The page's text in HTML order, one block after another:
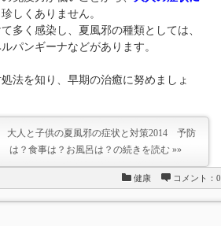
しくありません。
多く感染し、夏風邪の種類としては、
パンギーナなどがあります。
法を知り、早期の治癒に努めましょ
大人と子供の夏風邪の症状と対策2014 予防
は？食事は？お風呂は？の続きを読む »»
健康 コメント：0